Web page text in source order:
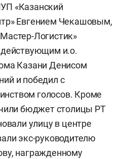
«Казанский
Евгением Чекашовым,
Логистик»
действующим и.о.
Казани Денисом
и победил с
голосов. Кроме
бюджет столицы РТ
улицу в центре
экс-руководителю
награжденному